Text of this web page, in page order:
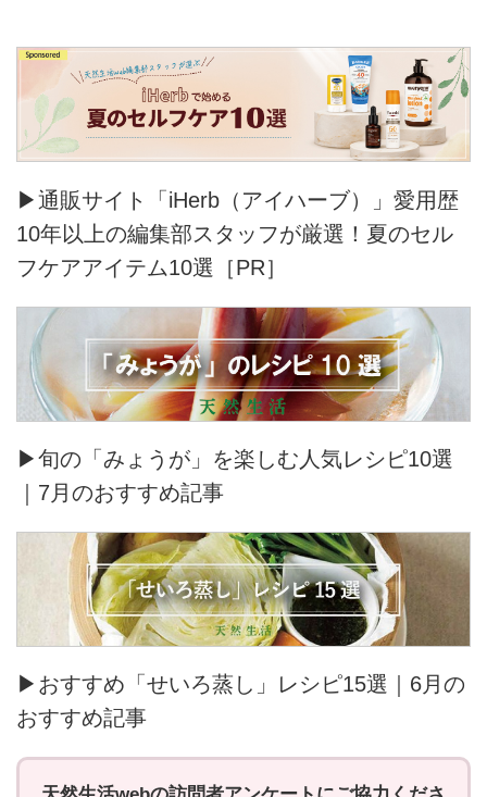
▶通販サイト「iHerb（アイハーブ）」愛用歴
10年以上の編集部スタッフが厳選！夏のセル
フケアアイテム10選［PR］
▶旬の「みょうが」を楽しむ人気レシピ10選
｜7月のおすすめ記事
▶おすすめ「せいろ蒸し」レシピ15選｜6月の
おすすめ記事